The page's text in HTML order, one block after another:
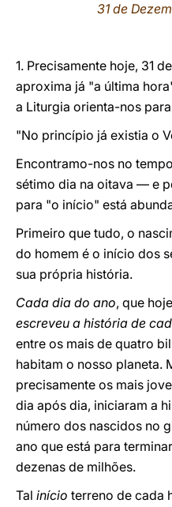
31 de
1. Precisamente hoje, 31
aproxima já "a última
a Liturgia orienta-nos
"No princípio já existia o
Encontramo-nos no
sétimo dia na oitava — e
para "o início" está
Primeiro que tudo, o
do homem é o início dos
sua própria história.
Cada dia do ano, que
escreveu a história de
entre os mais de quatro
habitam o nosso planeta.
precisamente os mais
dia após dia, iniciaram a
número dos nascidos no
ano que está para
dezenas de milhões.
Tal início terreno de cada